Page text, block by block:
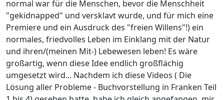
normal war für die Menschen, bevor die Menschheit
"gekidnapped" und versklavt wurde, und für mich eine
Premiere und ein Ausdruck des "freien Willens"!) ein
normales, friedvolles Leben im Einklang mit der Natur
und ihren/(meinen Mit-) Lebewesen leben! Es wäre
großartig, wenn diese Idee endlich großflächig
umgesetzt wird... Nachdem ich diese Videos ( Die
Lösung aller Probleme - Buchvorstellung in Franken Teil